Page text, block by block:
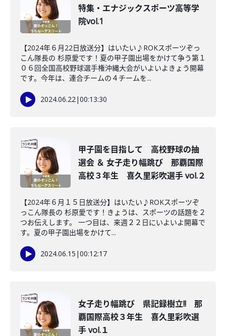
特集・エナジックスポーツ高等学
院vol.1
【2024年６月22日放送分】はいたい♪ROKスポーツぞっ
こん隊長の 杉原愛です！夏の甲子園出場をかけて争う第１
０６回全国高校野球選手権沖縄大会がいよいよきょう開幕
です。今年は、連合チームの４チームを...
2024.06.22|00:13:30
甲子園を目指して 高校野球の抽
選会 ＆ 女子走り幅跳び 那覇国際
高校３年生 喜久里彩吹選手 vol.２
【2024年６月１５日放送分】はいたい♪ROKスポーツぞ
っこん隊長の 杉原愛です！きょうは、スポーツの話題を２
つお伝えします。 一つ目は、来週２２日にいよいよ開幕で
す。夏の甲子園出場をかけて...
2024.06.15 |00:12:17
女子走り幅跳び 県記録樹立!! 那
覇国際高校３年生 喜久里彩吹選
手 vol.１